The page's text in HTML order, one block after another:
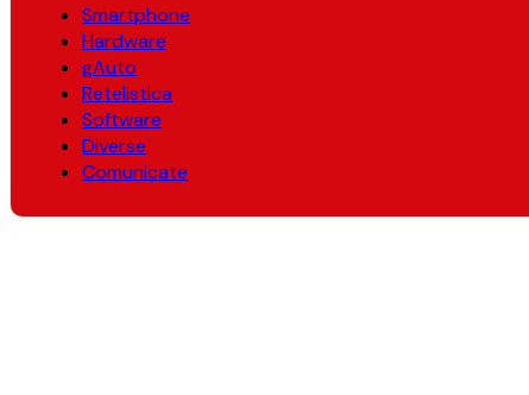
Smartphone
Hardware
gAuto
Retelistica
Software
Diverse
Comunicate